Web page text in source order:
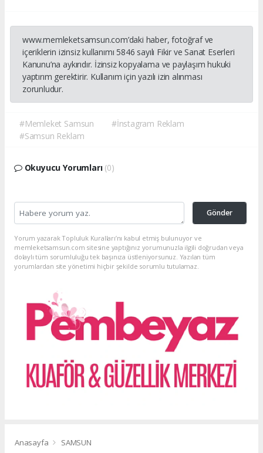
www.memleketsamsun.com’daki haber, fotoğraf ve
içeriklerin izinsiz kullanımı 5846 sayılı Fikir ve Sanat Eserleri
Kanunu’na aykırıdır. İzinsiz kopyalama ve paylaşım hukuki
yaptırım gerektirir. Kullanım için yazılı izin alınması
zorunludur.
#Memleket Samsun
#İnstagram Reklam
#Samsun Reklam
Okuyucu Yorumları (0)
Gönder
Yorum yazarak Topluluk Kuralları’nı kabul etmiş bulunuyor ve
memleketsamsun.com sitesine yaptığınız yorumunuzla ilgili doğrudan veya
dolaylı tüm sorumluluğu tek başınıza üstleniyorsunuz. Yazılan tüm
yorumlardan site yönetimi hiçbir şekilde sorumlu tutulamaz.
Anasayfa SAMSUN